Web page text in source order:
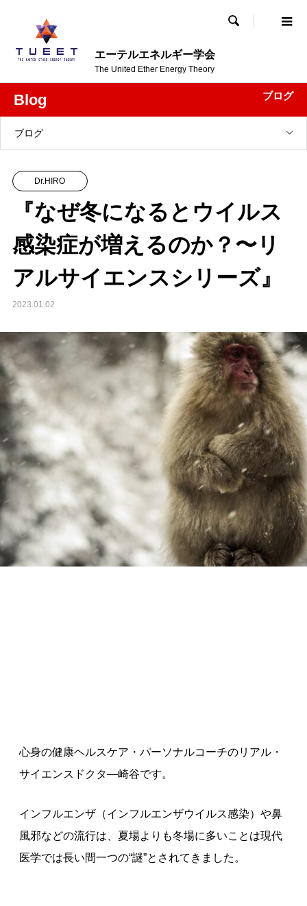
エーテルエネルギー学会
The United Ether Energy Theory

Blog ブログ
ブログ
Dr.HIRO
『なぜ冬になるとウイルス
感染症が増えるのか？〜リ
アルサイエンスシリーズ』
2023.01.02
心身の健康ヘルスケア・パーソナルコーチのリアル・
サイエンスドクタ—崎谷です。
インフルエンザ（インフルエンザウイルス感染）や鼻
風邪などの流行は、夏場よりも冬場に多いことは現代
医学では長い間一つの“謎”とされてきました。